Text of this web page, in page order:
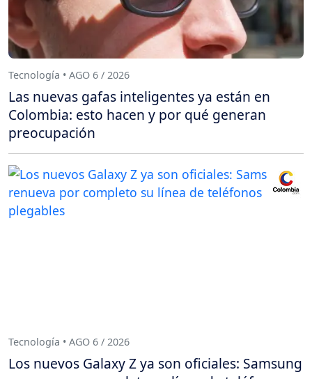
Tecnología • AGO 6 / 2026
Las nuevas gafas inteligentes ya están en
Colombia: esto hacen y por qué generan
preocupación
Tecnología • AGO 6 / 2026
Los nuevos Galaxy Z ya son oficiales: Samsung